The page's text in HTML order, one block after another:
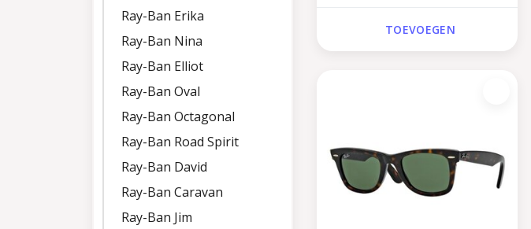
TOEVOEGEN
Ray-Ban Erika
Ray-Ban Nina
Ray-Ban Elliot
Ray-Ban Oval
Ray-Ban Octagonal
Ray-Ban Road Spirit
Ray-Ban David
Ray-Ban Caravan
Ray-Ban Jim